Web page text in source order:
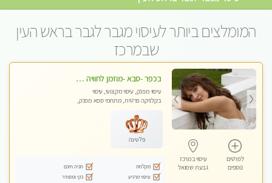
המומלצים ביותר לעיסוי מגבר לגבר בראש העין
שבמרכז
לפרטים
נוספים
עיסוי במרכז
גבעת שמואל
בכפר -סבא -מוזמן לחוויה בלתי נשכחת!!!עיסוי מפנק ביותר מומלץ לחלוטין!!!
עיסוי מפנק, עיסוי מקצועי, עיסוי
בקלניקה פרטית, מתחמי ספא מפנק,
לנשים בלבד
פלטינה
מקלחת
חניה חינם
עיסוי מרגיע
נקי ומסודר